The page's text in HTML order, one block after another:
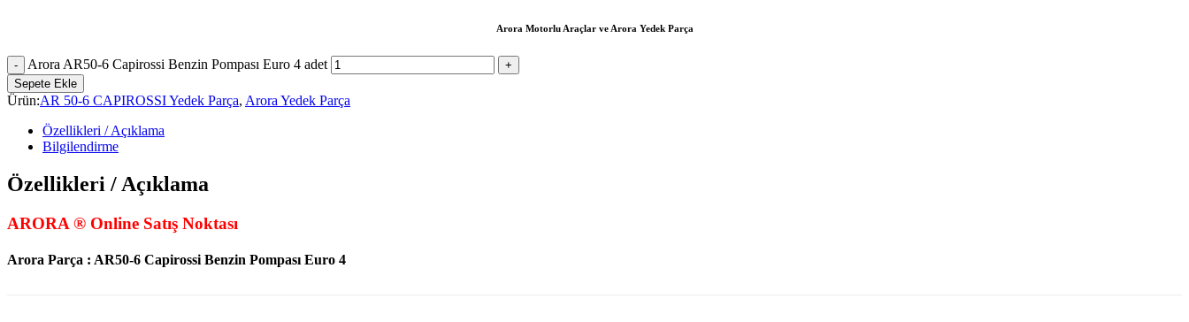
Arora Motorlu Araçlar ve Arora Yedek Parça
Arora AR50-6 Capirossi Benzin Pompası Euro 4 adet
Sepete Ekle
Ürün:AR 50-6 CAPIROSSI Yedek Parça, Arora Yedek Parça
Özellikleri / Açıklama
Bilgilendirme
Özellikleri / Açıklama
ARORA ® Online Satış Noktası
Arora Parça : AR50-6 Capirossi Benzin Pompası Euro 4